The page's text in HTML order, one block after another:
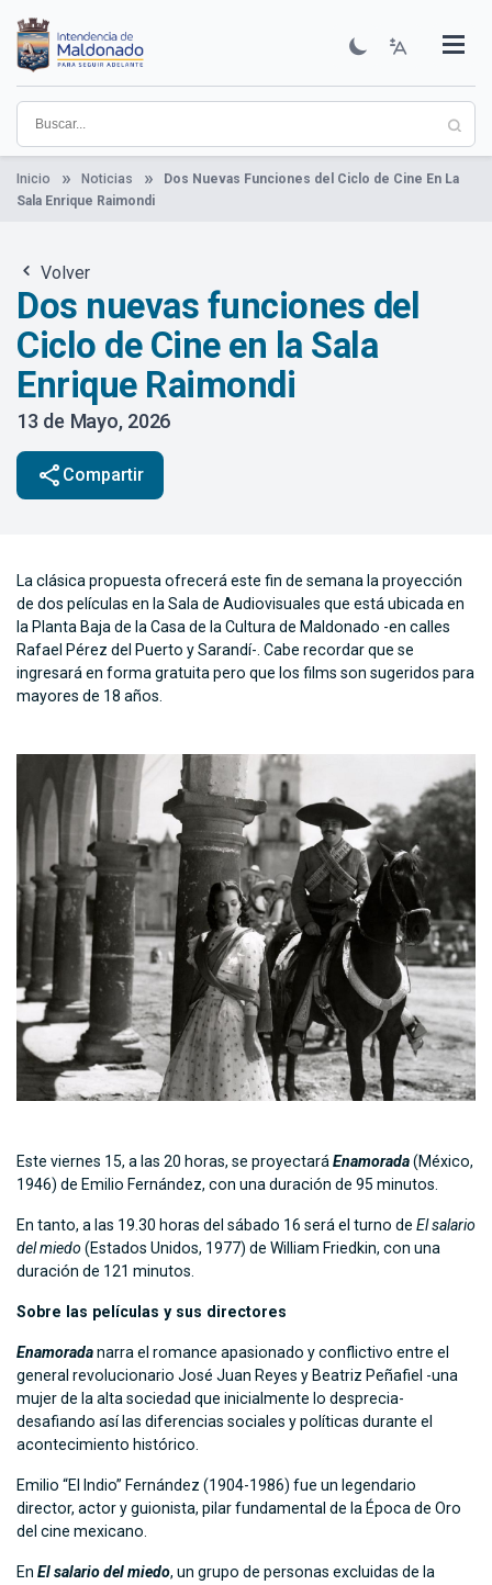
contenido
principal
Institucional
Municipios
Descubre Maldonado
Comunicación
Servicios
Guía De Trámites
Ver Noticias
Inicio Noticias
Dos Nuevas Funciones del Ciclo de Cine En La
Sala Enrique Raimondi
Volver
Dos nuevas funciones del
Ciclo de Cine en la Sala
Enrique Raimondi
13 de Mayo, 2026
share Compartir
La clásica propuesta ofrecerá este fin de semana la proyección
de dos películas en la Sala de Audiovisuales que está ubicada en
la Planta Baja de la Casa de la Cultura de Maldonado -en calles
Rafael Pérez del Puerto y Sarandí-. Cabe recordar que se
ingresará en forma gratuita pero que los films son sugeridos para
mayores de 18 años.
Este viernes 15, a las 20 horas, se proyectaráEnamorada(México,
1946) de Emilio Fernández, con una duración de 95 minutos.
En tanto, a las 19.30 horas del sábado 16 será el turno de El salario
del miedo(Estados Unidos, 1977) de William Friedkin, con una
duración de 121 minutos.
Sobre las películas y sus directores
Enamoradanarra el romance apasionado y conflictivo entre el
general revolucionario José Juan Reyes y Beatriz Peñafiel -una
mujer de la alta sociedad que inicialmente lo desprecia-
desafiando así las diferencias sociales y políticas durante el
acontecimiento histórico.
Emilio “El Indio” Fernández (1904-1986) fue un legendario
director, actor y guionista, pilar fundamental de la Época de Oro
del cine mexicano.
En El salario del miedo, un grupo de personas excluidas de la